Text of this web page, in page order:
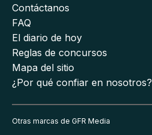
Contáctanos
FAQ
El diario de hoy
Reglas de concursos
Mapa del sitio
¿Por qué confiar en nosotros?
Otras marcas de GFR Media